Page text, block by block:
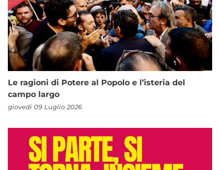
Le ragioni di Potere al Popolo e l’isteria del
campo largo
giovedì 09 Luglio 2026